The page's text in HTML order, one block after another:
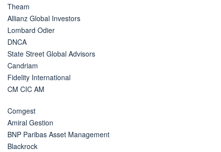
Theam
Allianz Global Investors
Lombard Odier
DNCA
State Street Global Advisors
Candriam
Fidelity International
CM CIC AM
Comgest
Amiral Gestion
BNP Paribas Asset Management
Blackrock